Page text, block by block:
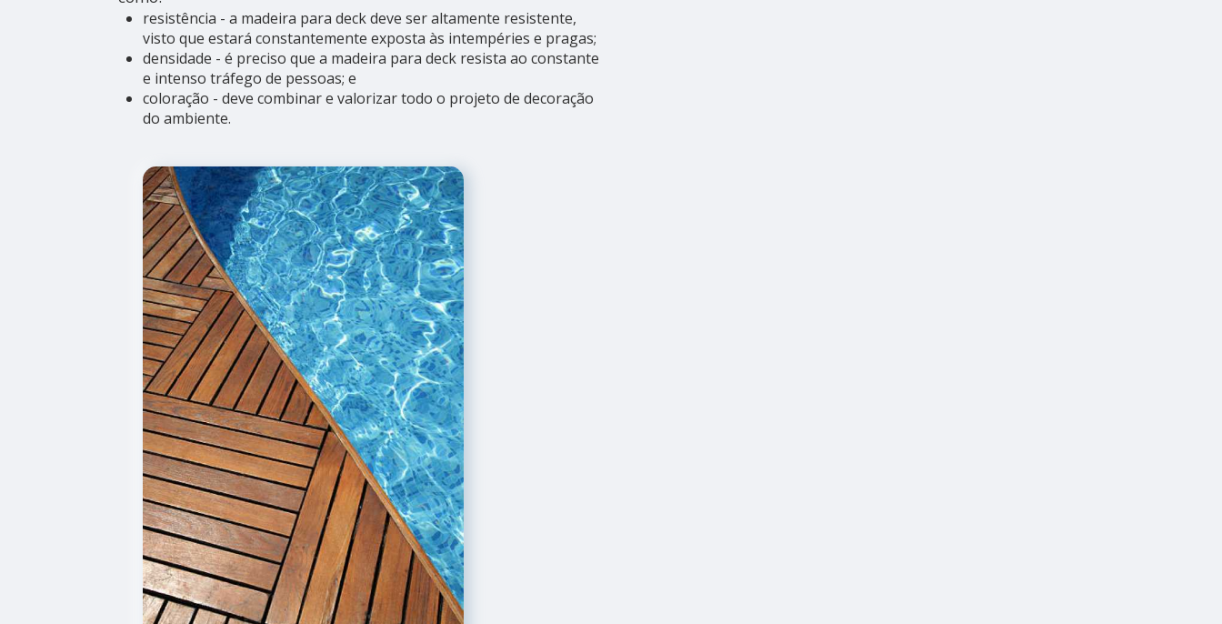
resistência - a madeira para deck deve ser altamente resistente,
visto que estará constantemente exposta às intempéries e pragas;
densidade - é preciso que a madeira para deck resista ao constante
e intenso tráfego de pessoas; e
coloração - deve combinar e valorizar todo o projeto de decoração
do ambiente.